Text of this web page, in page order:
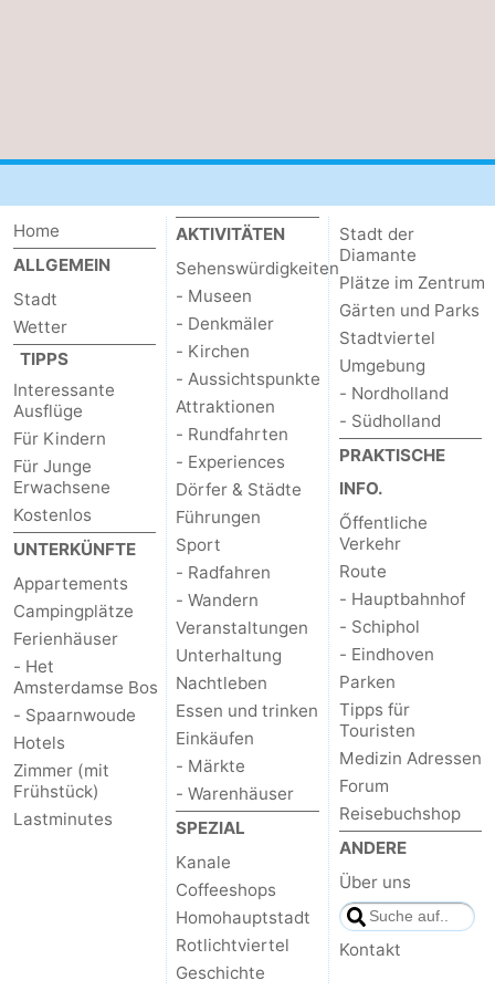
Home
ALLGEMEIN
Stadt
Wetter
TIPPS
Interessante
Ausflüge
Für Kindern
Für Junge
Erwachsene
Kostenlos
UNTERKÜNFTE
Appartements
Campingplätze
Ferienhäuser
- Het
Amsterdamse Bos
- Spaarnwoude
Hotels
Zimmer (mit
Frühstück)
Lastminutes
AKTIVITÄTEN
Sehenswürdigkeiten
- Museen
- Denkmäler
- Kirchen
- Aussichtspunkte
Attraktionen
- Rundfahrten
- Experiences
Dörfer & Städte
Führungen
Sport
- Radfahren
- Wandern
Veranstaltungen
Unterhaltung
Nachtleben
Essen und trinken
Einkäufen
- Märkte
- Warenhäuser
SPEZIAL
Kanale
Coffeeshops
Homohauptstadt
Rotlichtviertel
Geschichte
Stadt der
Diamante
Plätze im Zentrum
Gärten und Parks
Stadtviertel
Umgebung
- Nordholland
- Südholland
PRAKTISCHE
INFO.
Őffentliche
Verkehr
Route
- Hauptbahnhof
- Schiphol
- Eindhoven
Parken
Tipps für
Touristen
Medizin Adressen
Forum
Reisebuchshop
ANDERE
Über uns
Kontakt